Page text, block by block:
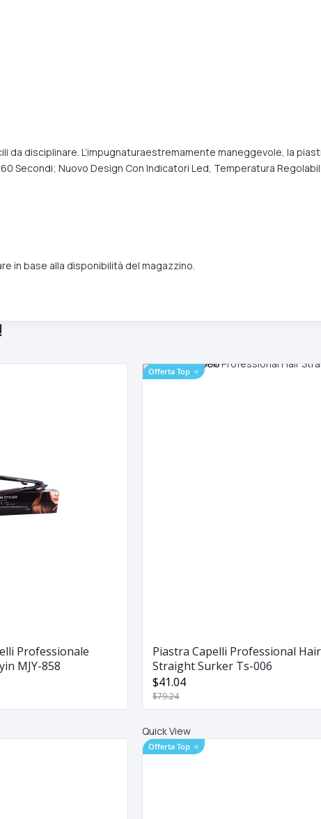
da disciplinare. L’impugnaturaestremamente maneggevole, la
Secondi; Nuovo Design Con Indicatori Led, Temperatura
in base alla disponibilità del magazzino.
Professionale
MJY-858
Offerta Top ⭐
Piastra Capelli Professional Hair
Straight Surker Ts-006
$41.04
$79.24
Quick View
Offerta Top ⭐